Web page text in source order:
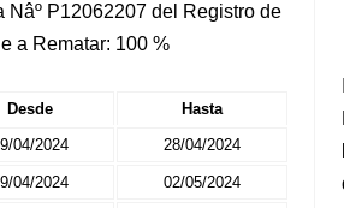
Nâº P12062207 del Registro de
a Rematar: 100 %
Desde
Hasta
04/2024 28/04/2024
04/2024 02/05/2024